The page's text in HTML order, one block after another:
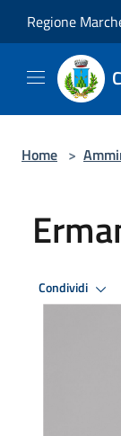
Regione
Home >
Condividi